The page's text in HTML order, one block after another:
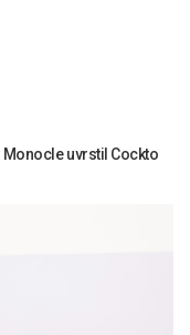
uvrstil Cockto